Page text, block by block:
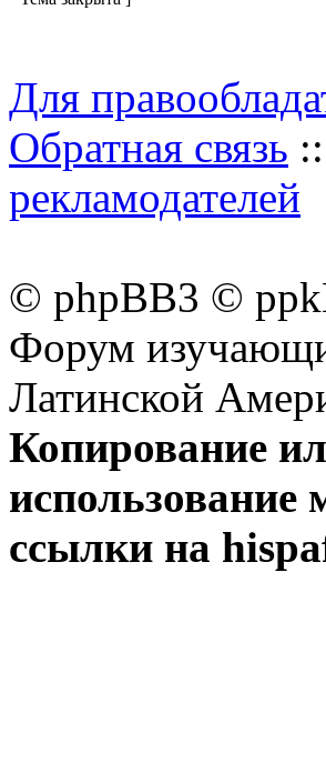
Для
Обратная связь ::
рекламодателей
© phpBB3 ©
Форум
Латинской
Копирование
использование
ссылки на